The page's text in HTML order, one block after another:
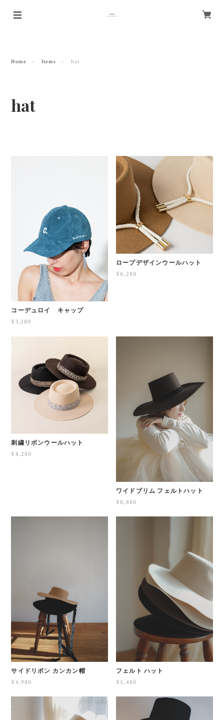
Home Items hat
hat
コーデュロイ キャップ
¥3,280
ロープデザインウールハット
¥8,280
刺繍リボンウールハット
¥8,280
ワイドブリム フェルトハット
¥8,880
サイドリボン カンカン帽
¥4,980
フェルト ハット
¥5,480